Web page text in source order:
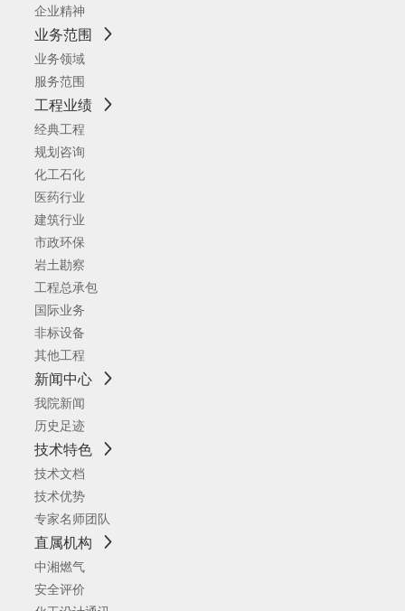
企业精神
业务范围
业务领域
服务范围
工程业绩
经典工程
规划咨询
化工石化
医药行业
建筑行业
市政环保
岩土勘察
工程总承包
国际业务
非标设备
其他工程
新闻中心
我院新闻
历史足迹
技术特色
技术文档
技术优势
专家名师团队
直属机构
中湘燃气
安全评价